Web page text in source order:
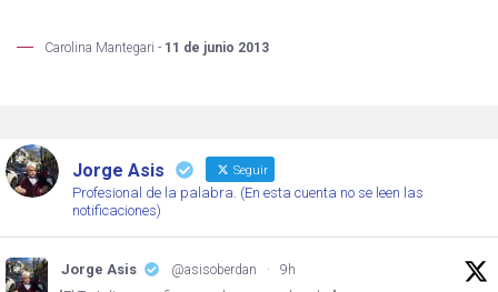
Carolina Mantegari - 11 de junio 2013
Jorge Asis Seguir
Profesional de la palabra. (En esta cuenta no se leen las
notificaciones)
Jorge Asis @asisoberdan · 9h